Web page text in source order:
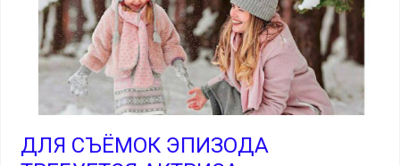
ДЛЯ СЪЁМОК ЭПИЗОДА